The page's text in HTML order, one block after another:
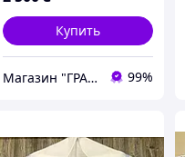
Купить
Магазин "ГРАНДіК" 99%